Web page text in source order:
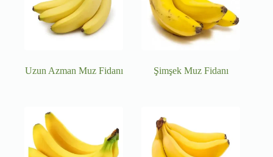
Uzun Azman Muz Fidanı Şimşek Muz Fidanı